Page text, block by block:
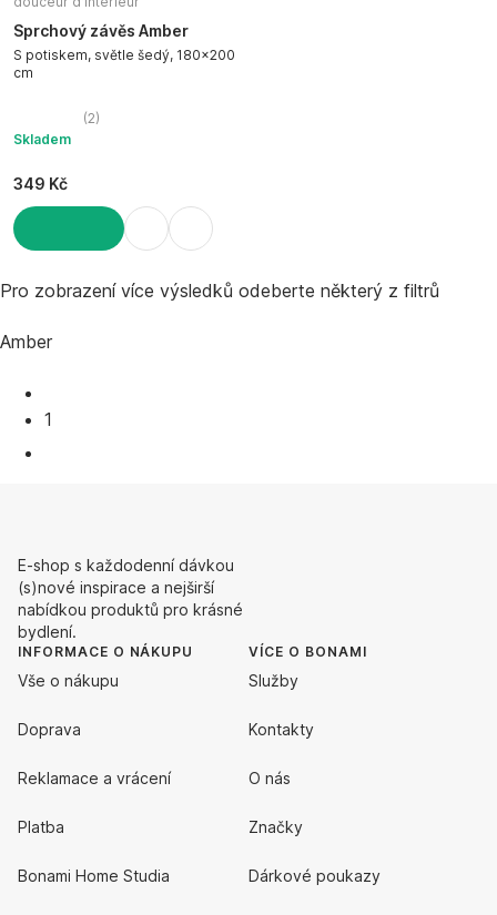
Sprchový závěs Amber
S potiskem, světle šedý, 180x200
cm
(2)
Skladem
349 Kč
Pro zobrazení více výsledků odeberte některý z filtrů
Amber
1
E-shop s každodenní dávkou
(s)nové inspirace a nejširší
nabídkou produktů pro krásné
bydlení.
INFORMACE O NÁKUPU
Vše o nákupu
Doprava
Reklamace a vrácení
Platba
Bonami Home Studia
VÍCE O BONAMI
Služby
Kontakty
O nás
Značky
Dárkové poukazy